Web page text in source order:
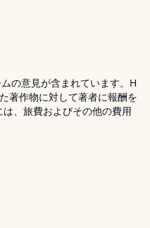
の意見が含まれています。H
著作物に対して著者に報酬を
、旅費およびその他の費用